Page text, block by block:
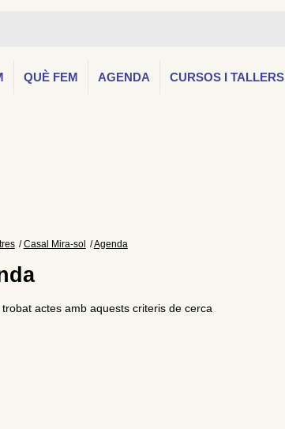
QUÈ FEM AGENDA CURSOS I TALLERS
Casal Mira-sol Agenda
trobat actes amb aquests criteris de cerca